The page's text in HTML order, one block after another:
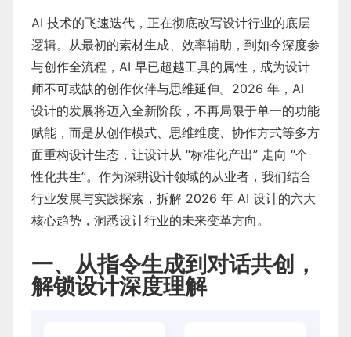
AI 技术的飞速迭代，正在彻底改写设计行业的底层
逻辑。从最初的素材生成、效率辅助，到如今深度参
与创作全流程，AI 早已超越工具的属性，成为设计
师不可或缺的创作伙伴与思维延伸。2026 年，AI
设计的发展将迈入全新阶段，不再局限于单一的功能
赋能，而是从创作模式、思维维度、协作方式等多方
面重构设计生态，让设计从 “标准化产出” 走向 “个
性化共生”。作为深耕设计领域的从业者，我们结合
行业发展与实践探索，拆解 2026 年 AI 设计的六大
核心趋势，洞悉设计行业的未来变革方向。
一、从指令生成到对话共创，
解锁设计深度理解